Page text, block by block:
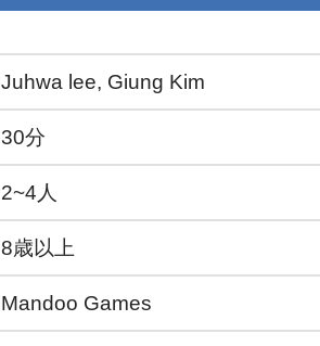
Juhwa lee, Giung Kim
30分
2~4人
8歳以上
Mandoo Games